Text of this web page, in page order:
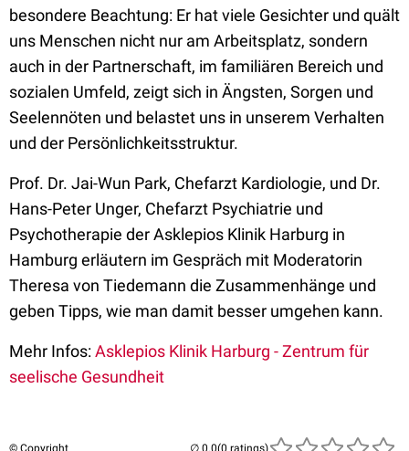
besondere Beachtung: Er hat viele Gesichter und quält
uns Menschen nicht nur am Arbeitsplatz, sondern
auch in der Partnerschaft, im familiären Bereich und
sozialen Umfeld, zeigt sich in Ängsten, Sorgen und
Seelennöten und belastet uns in unserem Verhalten
und der Persönlichkeitsstruktur.
Prof. Dr. Jai-Wun Park, Chefarzt Kardiologie, und Dr.
Hans-Peter Unger, Chefarzt Psychiatrie und
Psychotherapie der Asklepios Klinik Harburg in
Hamburg erläutern im Gespräch mit Moderatorin
Theresa von Tiedemann die Zusammenhänge und
geben Tipps, wie man damit besser umgehen kann.
Mehr Infos:Asklepios Klinik Harburg - Zentrum für
seelische Gesundheit
© Copyright (0 ratings)